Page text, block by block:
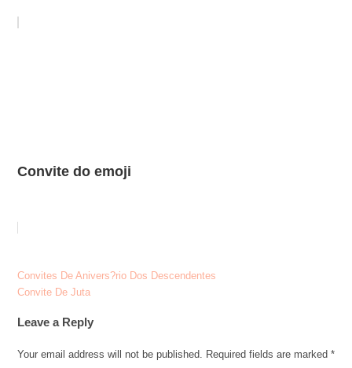
Convite do emoji
Post
Convites De Anivers?rio Dos Descendentes
Convite De Juta
Leave a Reply
Your email address will not be published. Required fields are marked *